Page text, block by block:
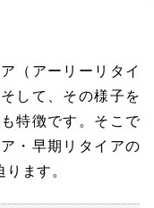
（アーリーリタイ
して、その様子を
特徴です。そこで
・早期リタイアの
ます。